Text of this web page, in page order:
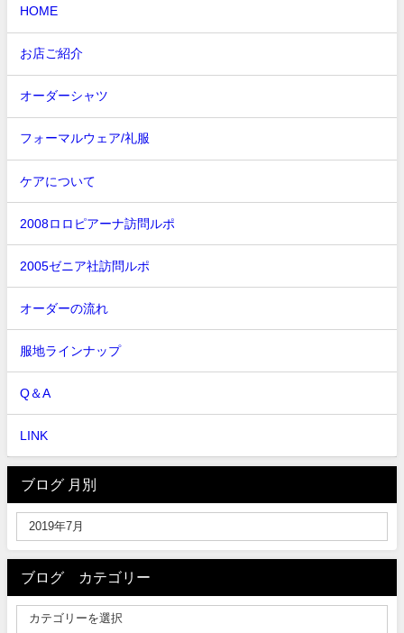
HOME
お店ご紹介
オーダーシャツ
フォーマルウェア/礼服
ケアについて
2008ロロピアーナ訪問ルポ
2005ゼニア社訪問ルポ
オーダーの流れ
服地ラインナップ
Q＆A
LINK
ブログ 月別
ブログ カテゴリー